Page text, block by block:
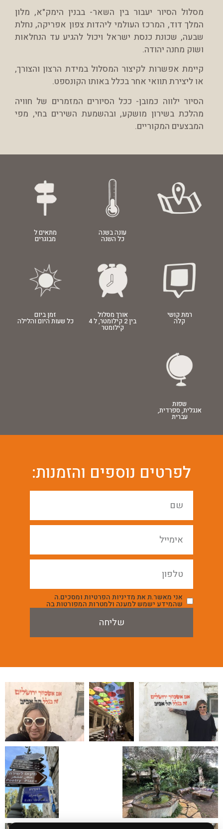
מסלול הסיור יעבור בין השאר- בבנין הימק"א, מלון
המלך דוד, המרכז העולמי ליהדות צפון אפריקה, נחלת
שבעה, שכונת כנסת ישראל ויכול להגיע עד הנחלאות
ושוק מחנה יהודה.
קיימת אפשרות לקיצור המסלול במידת הרצון והצורך,
או ליצירת תוואי אחר בכלל באותו הקונספט.
הסיור ילווה כמובן- ככל הסיורים המזמרים של חוויה
מהלכת בשירון מושקע, ובהשמעת השירים בחי, מפי
המבצעים המקוריים.
עונה בשנה
כל השנה
מתאים ל
מבוגרים
רמת קושי
קלה
אורך מסלול
בין 2 קילומטר , ל 4
קילומטר
זמן ביום
כל שעות היום והלילה
שפות
אנגלית, ספרדית,
עברית
לפרטים נוספים והזמנות:
אני מאשר.ת את מדיניות הפרטיות ומסכים.ה
שהמידע ישמש למענה ולמטרות המפורטות בה
שליחה